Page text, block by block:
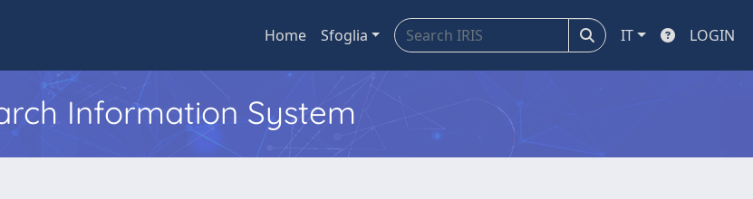
Home Sfoglia IT LOGIN
Information System